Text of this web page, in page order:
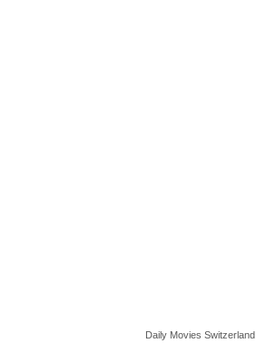
Daily Movies Switzerland